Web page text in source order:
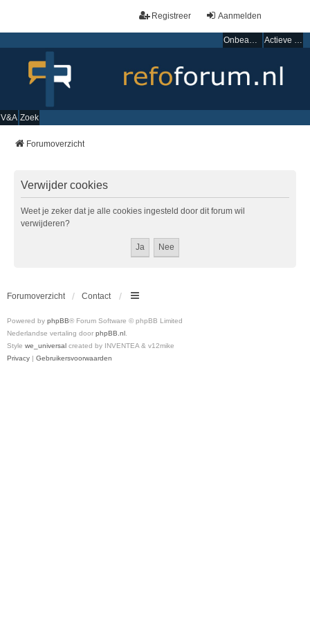
Aanmelden
Registreer
Onbeantwoorde onderwerpen Actieve onderwerpen
V&A Zoek
Forumoverzicht
Verwijder cookies
Weet je zeker dat je alle cookies ingesteld door dit forum wil
verwijderen?
Forumoverzicht Contact
Powered by phpBB® Forum Software © phpBB Limited
Nederlandse vertaling door phpBB.nl
Style we_universal created by INVENTEA & v12mike
Privacy | Gebruikersvoorwaarden